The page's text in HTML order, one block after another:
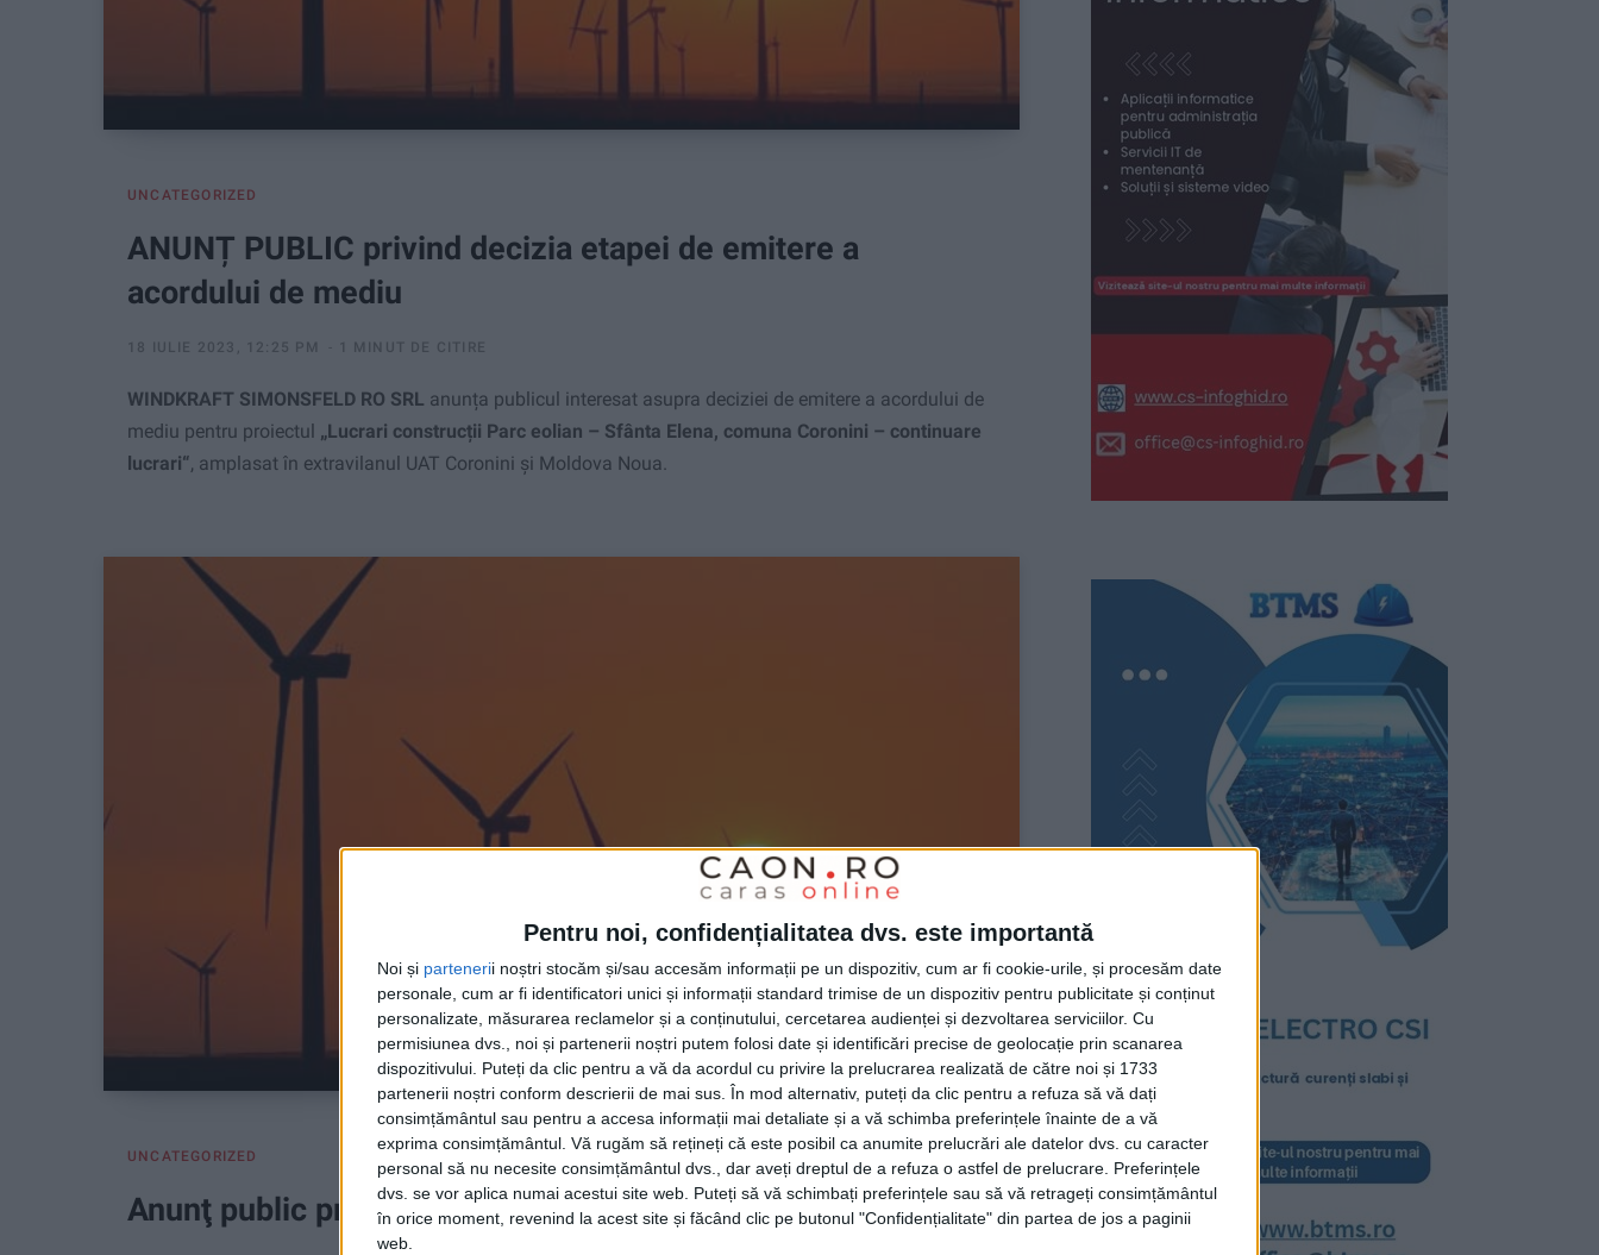
Pentru noi, confidențialitatea dvs. este importantă
Noi și partenerii noștri stocăm și/sau accesăm informații pe un dispozitiv, cum ar fi cookie-urile, și procesăm date
personale, cum ar fi identificatori unici și informații standard trimise de un dispozitiv pentru publicitate și conținut
personalizate, măsurarea reclamelor și a conținutului, cercetarea audienței și dezvoltarea serviciilor. Cu
permisiunea dvs., noi și partenerii noștri putem folosi date și identificări precise de geolocație prin scanarea
dispozitivului. Puteți da clic pentru a vă da acordul cu privire la prelucrarea realizată de către noi și 1733
partenerii noștri conform descrierii de mai sus. În mod alternativ, puteți da clic pentru a refuza să vă dați
consimțământul sau pentru a accesa informații mai detaliate și a vă schimba preferințele înainte de a vă
exprima consimțământul. Vă rugăm să rețineți că este posibil ca anumite prelucrări ale datelor dvs. cu caracter
personal să nu necesite consimțământul dvs., dar aveți dreptul de a refuza o astfel de prelucrare. Preferințele
dvs. se vor aplica numai acestui site web. Puteți să vă schimbați preferințele sau să vă retrageți consimțământul
în orice moment, revenind la acest site și făcând clic pe butonul "Confidențialitate" din partea de jos a paginii
web.
UNCATEGORIZED
ANUNȚ PUBLIC privind decizia etapei de emitere a
acordului de mediu
18 IULIE 2023, 12:25 PM 1 MINUT DE CITIRE
WINDKRAFT SIMONSFELD RO SRL anunța publicul interesat asupra deciziei de emitere a acordului de
mediu pentru proiectul „Lucrari construcții Parc eolian – Sfânta Elena, comuna Coronini – continuare
lucrari“, amplasat în extravilanul UAT Coronini și Moldova Noua.
UNCATEGORIZED
Anunţ public privind dezbaterea publică